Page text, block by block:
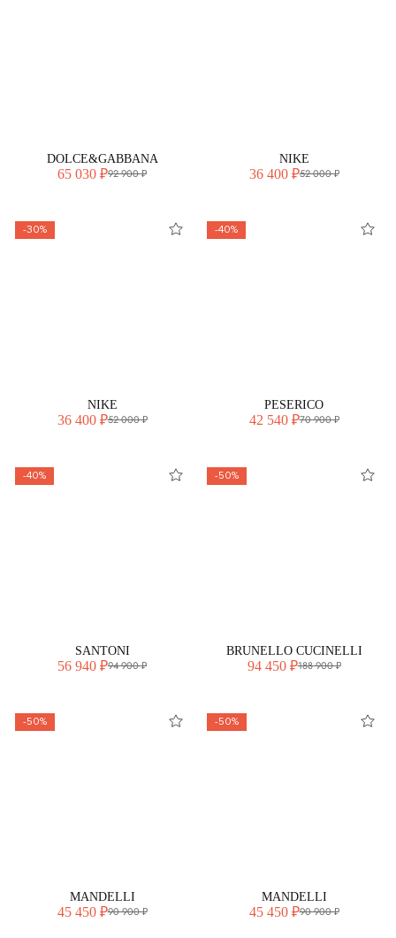
DOLCE&GABBANA
65 030 ₽92 900 ₽
NIKE
36 400 ₽52 000 ₽
-30%
NIKE
36 400 ₽52 000 ₽
-40%
PESERICO
42 540 ₽70 900 ₽
-40%
SANTONI
56 940 ₽94 900 ₽
-50%
BRUNELLO CUCINELLI
94 450 ₽188 900 ₽
-50%
MANDELLI
45 450 ₽90 900 ₽
-50%
MANDELLI
45 450 ₽90 900 ₽